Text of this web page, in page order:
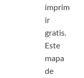
imprim
ir
gratis.
Este
mapa
de